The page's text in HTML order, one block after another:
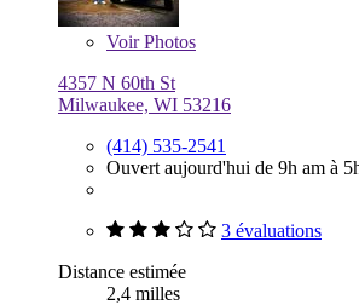
VoirPhotos
4357 N 60th St
Milwaukee, WI 53216
(414) 535-2541
Ouvert aujourd'hui de 9h am à
3 évaluations
Distance estimée
2,4 milles